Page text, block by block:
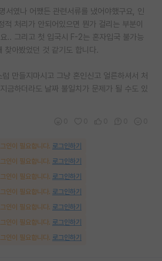
서였나 어쨌든 관련서류를 냈어야했구요, 인
적 처리가 안되어있으면 뭔가 걸리는 부분이
.. 그리고 첫 입국시 F-2는 혼자입국 불가능
아봤었던 것 같기도 합니다.
만들지마시고 그냥 혼인신고 얼른하셔서 처
금하더라도 날짜 불일치가 문제가 될 수도 있
인이 필요합니다. 로그인하기
인이 필요합니다. 로그인하기
인이 필요합니다. 로그인하기
인이 필요합니다. 로그인하기
인이 필요합니다. 로그인하기
인이 필요합니다. 로그인하기
인이 필요합니다. 로그인하기